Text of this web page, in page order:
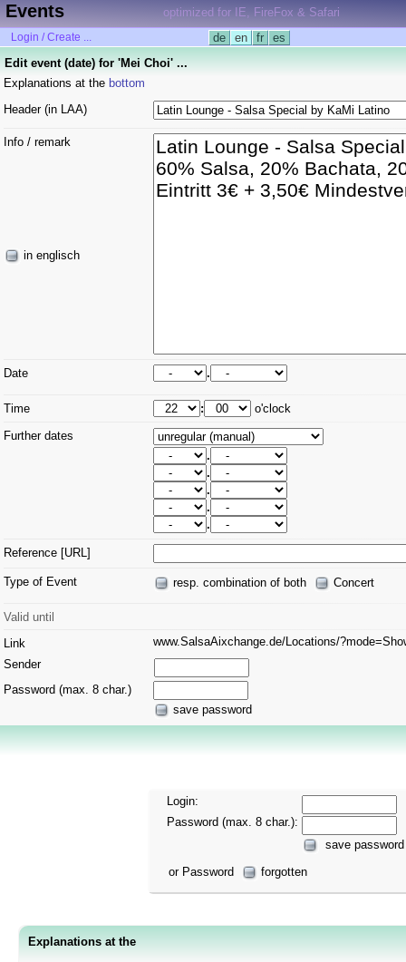
Events optimized for IE, FireFox & Safari
Login / Create ... de en fr
es
Edit event (date) for 'Mei Choi' ...
Explanations at the bottom
Header (in LAA)
Info / remark
in englisch
Date .
Time :
o'clock
Further dates
.
.
.
.
.
Reference [URL]
Type of Event resp. combination of both Concert
Valid until
Link
www.SalsaAixchange.de/Locations/
Sender
Password (max. 8 char.)
save password
Login:
Password (max. 8 char.):
save password
or Password
forgotten
Explanations at the